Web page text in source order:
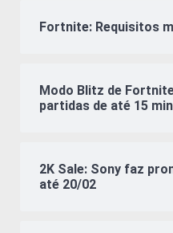
Fortnite: Requisitos
Modo Blitz de
partidas de até 15
2K Sale: Sony faz
até 20/02